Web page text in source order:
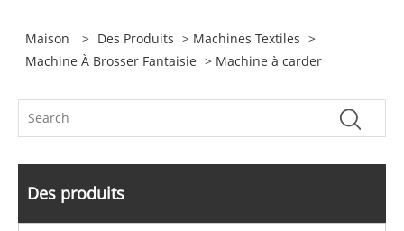
Maison > Des Produits > Machines Textiles >
Machine À Brosser Fantaisie > Machine à carder
Des produits